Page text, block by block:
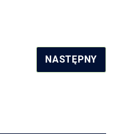
NASTĘPNY